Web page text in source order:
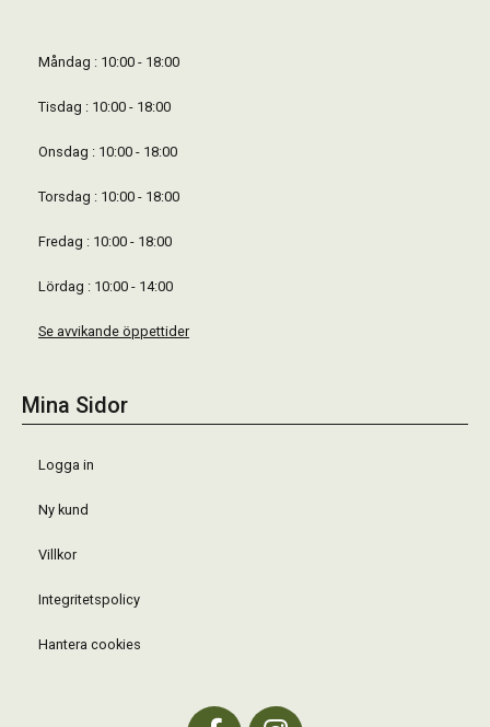
Måndag : 10:00 - 18:00
Tisdag : 10:00 - 18:00
Onsdag : 10:00 - 18:00
Torsdag : 10:00 - 18:00
Fredag : 10:00 - 18:00
Lördag : 10:00 - 14:00
Se avvikande öppettider
Mina Sidor
Logga in
Ny kund
Villkor
Integritetspolicy
Hantera cookies